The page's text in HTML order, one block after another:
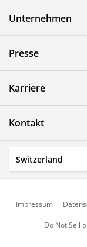
Optische
Unternehmen
Presse
Karriere
Kontakt
Switzerland
Impressum
Do Not Sell